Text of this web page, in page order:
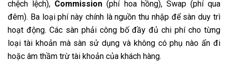
chệch lệch), Commission (phí hoa hồng), Swap (phí qua
đêm). Ba loại phí này chính là nguồn thu nhập để sàn duy trì
hoạt động. Các sàn phải công bố đầy đủ chi phí cho từng
loại tài khoản mà sàn sử dụng và không có phụ nào ẩn đi
hoặc âm thầm trừ tài khoản của khách hàng.